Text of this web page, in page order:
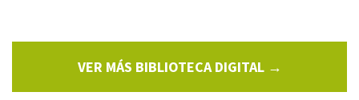
VER MÁS BIBLIOTECA DIGITAL →